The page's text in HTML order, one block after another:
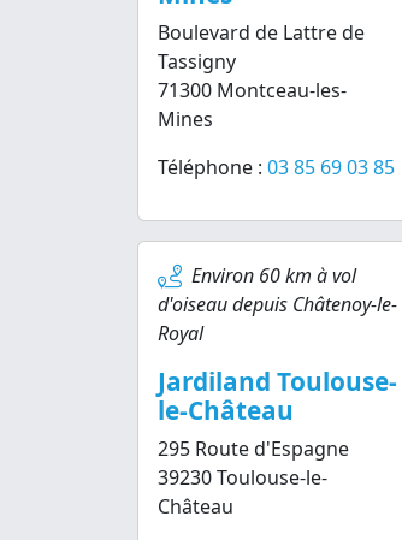
Boulevard de Lattre de
Tassigny
71300 Montceau-les-
Mines
Téléphone : 03 85 69 03 85
Environ 60 km à vol
d'oiseau depuis Châtenoy-le-
Royal
Jardiland Toulouse-
le-Château
295 Route d'Espagne
39230 Toulouse-le-
Château